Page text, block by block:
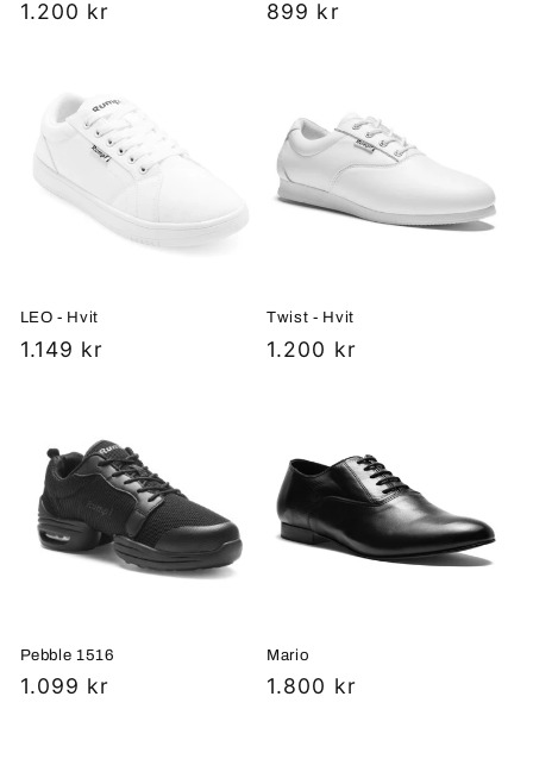
Vanlig
1.200 kr
Vanlig
899 kr
LEO - Hvit
Vanlig
1.149 kr
Twist - Hvit
Vanlig
1.200 kr
Pebble 1516
Vanlig
1.099 kr
Mario
Vanlig
1.800 kr